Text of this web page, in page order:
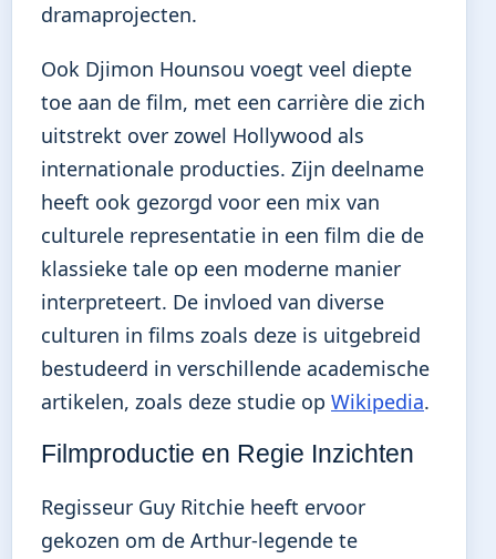
dramaprojecten.
Ook Djimon Hounsou voegt veel diepte
toe aan de film, met een carrière die zich
uitstrekt over zowel Hollywood als
internationale producties. Zijn deelname
heeft ook gezorgd voor een mix van
culturele representatie in een film die de
klassieke tale op een moderne manier
interpreteert. De invloed van diverse
culturen in films zoals deze is uitgebreid
bestudeerd in verschillende academische
artikelen, zoals deze studie op Wikipedia.
Filmproductie en Regie Inzichten
Regisseur Guy Ritchie heeft ervoor
gekozen om de Arthur-legende te